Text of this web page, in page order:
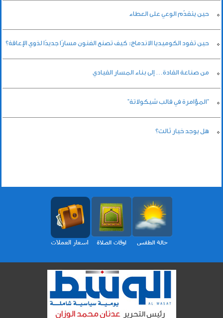
حين يتقدّم الوعي على العطاء
حين تقود الكوميديا الاندماج: كيف تصنع الفنون مسارًا جديدًا لذوي الإعاقة؟
من صناعة القادة… إلى بناء المسار القيادي
"المؤامرة في قالب شيكولاتة"
هل يوجد خيار ثالث؟